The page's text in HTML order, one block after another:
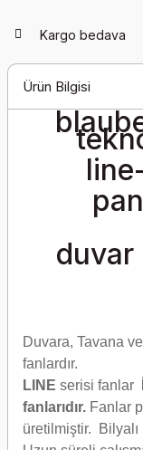
Kargo bedava
Ürün Bilgisi
Duvara, Tavana
fanlardır.
LINE serisi fanlar
fanlarıdır. Fanlar
üretilmiştir. Bilyalı